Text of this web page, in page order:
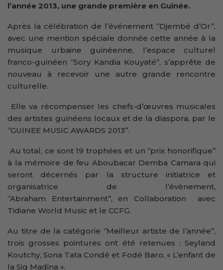
l’année 2013, une grande première en Guinée.
Après la célébration de l’événement ‘’Djembé d’Or’’,
avec une mention spéciale donnée cette année à la
musique urbaine guinéenne, l’espace culturel
franco-guinéen ‘’Sory Kandia Kouyaté’’, s’apprête de
nouveau à recevoir une autre grande rencontre
culturelle.
Elle va récompenser les chefs-d’œuvres musicales
des artistes guinéens locaux et de la diaspora, par le
‘’GUINEE MUSIC AWARDS 2013’’.
Au total, ce sont 19 trophées et un ‘’prix honorifique’’
à la mémoire de feu Aboubacar Demba Camara qui
seront décernés par la structure initiatrice et
organisatrice de l’évènement,
‘’Abraham Entertainment’’, en Collaboration avec
Tidiane World Music et le CCFG.
Au titre de la catégorie ‘’Meilleur artiste de l’année’’,
trois grosses pointures ont été retenues : Seyland
Koutchy, Sona Tata Condé et Fodé Baro, « L’enfant de
la Sig Madina ».